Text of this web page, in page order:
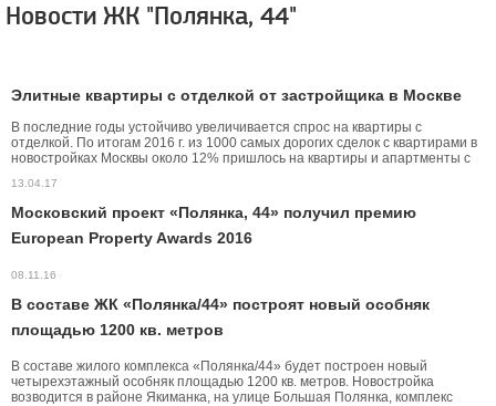
Новости ЖК "Полянка, 44"
Элитные квартиры с отделкой от застройщика в Москве
В последние годы устойчиво увеличивается спрос на квартиры с
отделкой. По итогам 2016 г. из 1000 самых дорогих сделок с квартирами в
новостройках Москвы около 12% пришлось на квартиры и апартменты с
13.04.17
Московский проект «Полянка, 44» получил премию
European Property Awards 2016
08.11.16
В составе ЖК «Полянка/44» построят новый особняк
площадью 1200 кв. метров
В составе жилого комплекса «Полянка/44» будет построен новый
четырехэтажный особняк площадью 1200 кв. метров. Новостройка
возводится в районе Якиманка, на улице Большая Полянка, комплекс